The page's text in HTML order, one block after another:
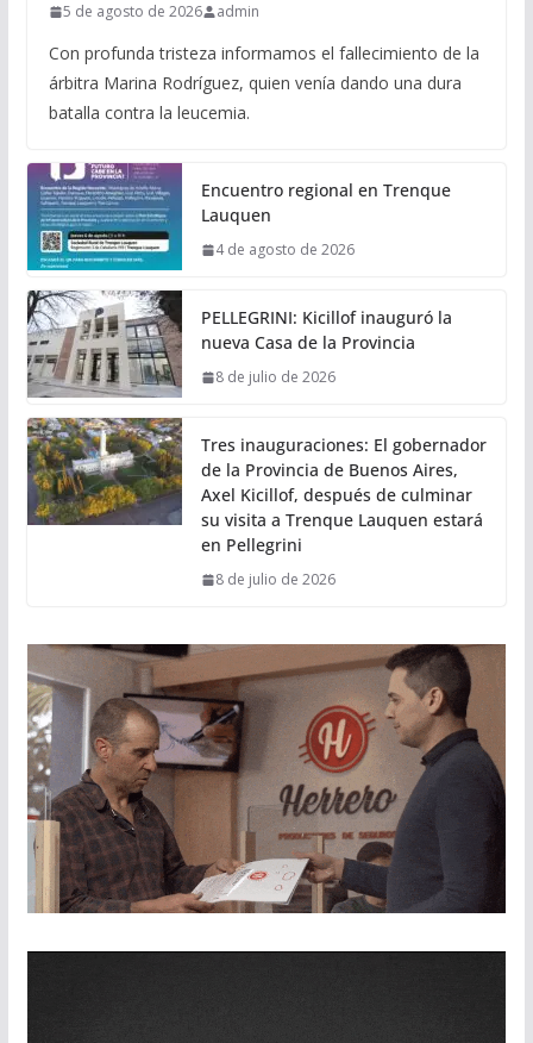
5 de agosto de 2026 admin
Con profunda tristeza informamos el fallecimiento de la
árbitra Marina Rodríguez, quien venía dando una dura
batalla contra la leucemia.
Encuentro regional en Trenque
Lauquen
4 de agosto de 2026
PELLEGRINI: Kicillof inauguró la
nueva Casa de la Provincia
8 de julio de 2026
Tres inauguraciones: El gobernador
de la Provincia de Buenos Aires,
Axel Kicillof, después de culminar
su visita a Trenque Lauquen estará
en Pellegrini
8 de julio de 2026